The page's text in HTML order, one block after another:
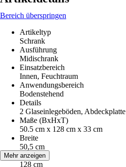
Bereich überspringen
Artikeltyp
Schrank
Ausführung
Midischrank
Einsatzbereich
Innen, Feuchtraum
Anwendungsbereich
Bodenstehend
Details
2 Glaseinlegeböden, Abdeckplatte
Maße (BxHxT)
50.5 cm x 128 cm x 33 cm
Breite
50,5 cm
Höhe
128 cm
Mehr anzeigen